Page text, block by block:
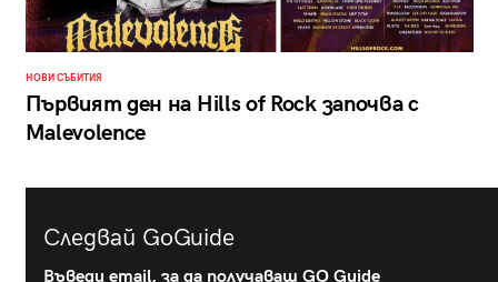
НОВИ СЪБИТИЯ
Първият ден на Hills of Rock започва с
Malevolence
Следвай GoGuide
Въведи email, за да получаваш GO Guide